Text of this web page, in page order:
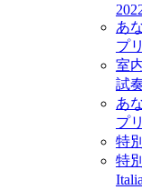
あ
プ
室
試
あ
プ
特
特